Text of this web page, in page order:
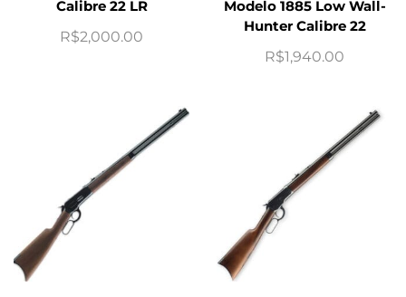
Calibre 22 LR
R$2,000.00
Modelo 1885 Low Wall-
Hunter Calibre 22
R$1,940.00